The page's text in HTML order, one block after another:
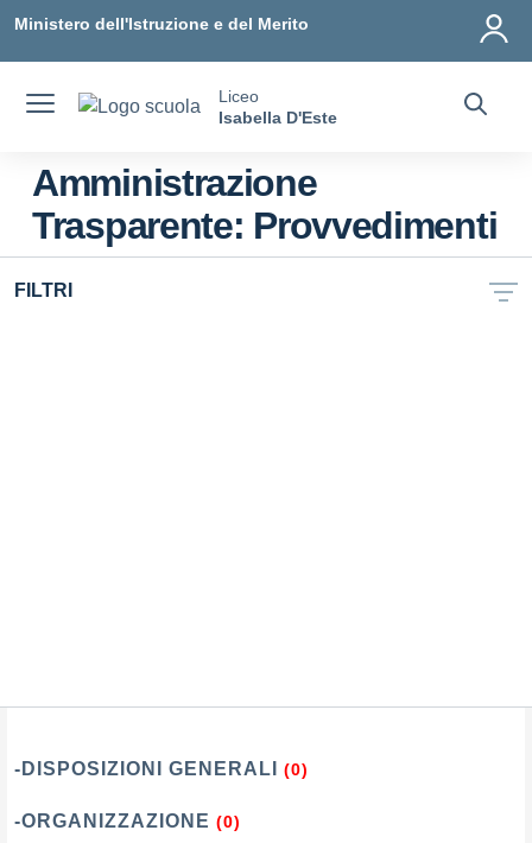
Ministero dell'Istruzione e del Merito
Liceo
Isabella D'Este
Amministrazione
Trasparente: Provvedimenti
FILTRI
-DISPOSIZIONI GENERALI (0)
-ORGANIZZAZIONE (0)